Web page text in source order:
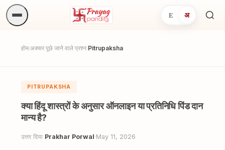
E अ
होम/अक्सर पूछे जाने वाले प्रश्न/Pitrupaksha
PITRUPAKSHA
क्या हिंदू शास्त्रों के अनुसार ऑनलाइन या प्रतिनिधि पिंड दान
मान्य है?
उत्तर दिया Prakhar Porwal·May 11, 2026